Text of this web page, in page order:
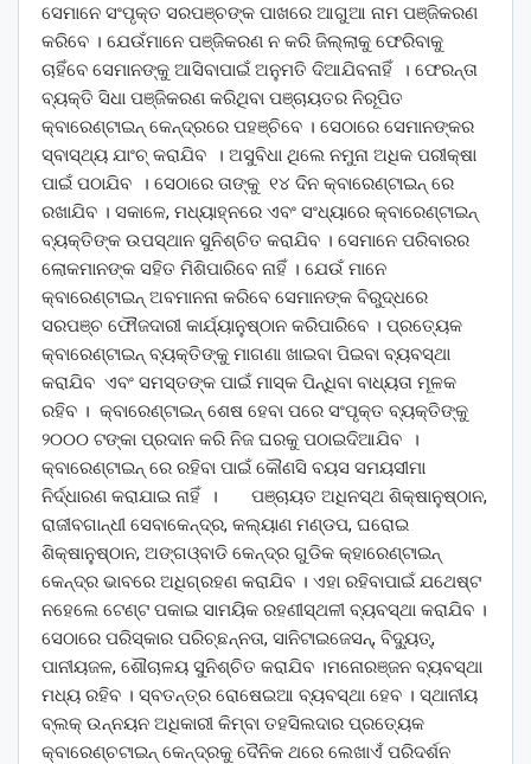
ସେମାନେ ସଂପୃକ୍ତ ସରପଞ୍ଚଙ୍କ ପାଖରେ ଆଗୁଆ ନାମ ପଞ୍ଜିକରଣ
କରିବେ । ଯେଉଁମାନେ ପଞ୍ଜିକରଣ ନ କରି ଜିଲ୍ଲାକୁ ଫେରିବାକୁ
ଚାହିଁବେ ସେମାନଙ୍କୁ ଆସିବାପାଇଁ ଅନୁମତି ଦିଆଯିବନାହିଁ । ଫେରନ୍ତା
ବ୍ୟକ୍ତି ସିଧା ପଞ୍ଜିକରଣ କରିଥିବା ପଞ୍ଚାୟତର ନିରୂପିତ
କ୍ବାରେଣ୍ଟାଇନ୍ କେନ୍ଦ୍ରରେ ପହଞ୍ଚିବେ । ସେଠାରେ ସେମାନଙ୍କର
ସ୍ବାସ୍ଥ୍ୟ ଯାଂଚ୍ କରାଯିବ । ଅସୁବିଧା ଥିଲେ ନମୁନା ଅଧିକ ପରୀକ୍ଷା
ପାଇଁ ପଠାଯିବ । ସେଠାରେ ତାଙ୍କୁ ୧୪ ଦିନ କ୍ବାରେଣ୍ଟାଇନ୍ ରେ
ରଖାଯିବ । ସକାଳେ, ମଧ୍ୟାହ୍ନରେ ଏବଂ ସଂଧ୍ୟାରେ କ୍ବାରେଣ୍ଟାଇନ୍
ବ୍ୟକ୍ତିଙ୍କ ଉପସ୍ଥାନ ସୁନିଶ୍ଚିତ କରାଯିବ । ସେମାନେ ପରିବାରର
ଲୋକମାନଙ୍କ ସହିତ ମିଶିପାରିବେ ନାହିଁ । ଯେଉଁ ମାନେ
କ୍ବାରେଣ୍ଟାଇନ୍ ଅବମାନନା କରିବେ ସେମାନଙ୍କ ବିରୁଦ୍ଧରେ
ସରପଞ୍ଚ ଫୌଜଦାରୀ କାର୍ଯ୍ୟାନୁଷ୍ଠାନ କରିପାରିବେ । ପ୍ରତ୍ୟେକ
କ୍ବାରେଣ୍ଟାଇନ୍ ବ୍ୟକ୍ତିଙ୍କୁ ମାଗଣା ଖାଇବା ପିଇବା ବ୍ୟବସ୍ଥା
କରାଯିବ ଏବଂ ସମସ୍ତଙ୍କ ପାଇଁ ମାସ୍କ ପିନ୍ଧିବା ବାଧ୍ୟତା ମୂଳକ
ରହିବ । କ୍ବାରେଣ୍ଟାଇନ୍ ଶେଷ ହେବା ପରେ ସଂପୃକ୍ତ ବ୍ୟକ୍ତିଙ୍କୁ
୨୦୦୦ ଟଙ୍କା ପ୍ରଦାନ କରି ନିଜ ଘରକୁ ପଠାଇଦିଆଯିବ ।
କ୍ବାରେଣ୍ଟାଇନ୍ ରେ ରହିବା ପାଇଁ କୌଣସି ବୟସ ସମୟସୀମା
ନିର୍ଦ୍ଧାରଣ କରାଯାଇ ନାହିଁ । ପଞ୍ଚାୟତ ଅଧିନସ୍ଥ ଶିକ୍ଷାନୁଷ୍ଠାନ,
ରାଜୀବଗାନ୍ଧୀ ସେବାକେନ୍ଦ୍ର, କଲ୍ୟାଣ ମଣ୍ଡପ, ଘରୋଇ
ଶିକ୍ଷାନୁଷ୍ଠାନ, ଅଙ୍ଗଓ୍ବାଡି କେନ୍ଦ୍ର ଗୁଡିକ କ୍ହାରେଣ୍ଟାଇନ୍
କେନ୍ଦ୍ର ଭାବରେ ଅଧିଗ୍ରହଣ କରାଯିବ । ଏହା ରହିବାପାଇଁ ଯଥେଷ୍ଟ
ନହେଲେ ଟେଣ୍ଟ ପକାଇ ସାମୟିକ ରହଣୀସ୍ଥଳୀ ବ୍ୟବସ୍ଥା କରାଯିବ ।
ସେଠାରେ ପରିସ୍କାର ପରିଚ୍ଛନ୍ନତା, ସାନିଟାଇଜେସନ୍, ବିଦ୍ୟୁତ୍,
ପାନୀୟଜଳ, ଶୌଚାଳୟ ସୁନିଶ୍ଚିତ କରାଯିବ ।ମନୋରଞ୍ଜନ ବ୍ୟବସ୍ଥା
ମଧ୍ୟ ରହିବ । ସ୍ବତନ୍ତ୍ର ରୋଷେଇଆ ବ୍ୟବସ୍ଥା ହେବ । ସ୍ଥାନୀୟ
ବ୍ଲକ୍ ଉନ୍ନୟନ ଅଧିକାରୀ କିମ୍ବା ତହସିଲଦାର ପ୍ରତ୍ୟେକ
କ୍ବାରେଣ୍ଚଟାଇନ୍ କେନ୍ଦ୍ରକୁ ଦୈନିକ ଥରେ ଲେଖାଏଁ ପରିଦର୍ଶନ